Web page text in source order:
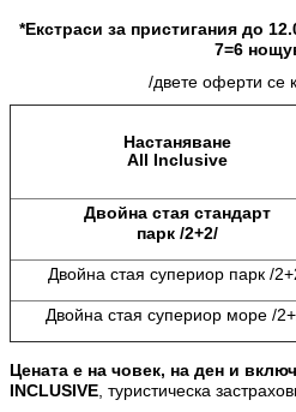
*Екстраси за пристигания до
7=6
/двете оферти се
Настаняване
All Inclusive
Двойна стая стандарт
парк /2+2/
Двойна стая супериор парк /
Двойна стая супериор море /
Цената е на човек, на ден и
INCLUSIVE , туристическа